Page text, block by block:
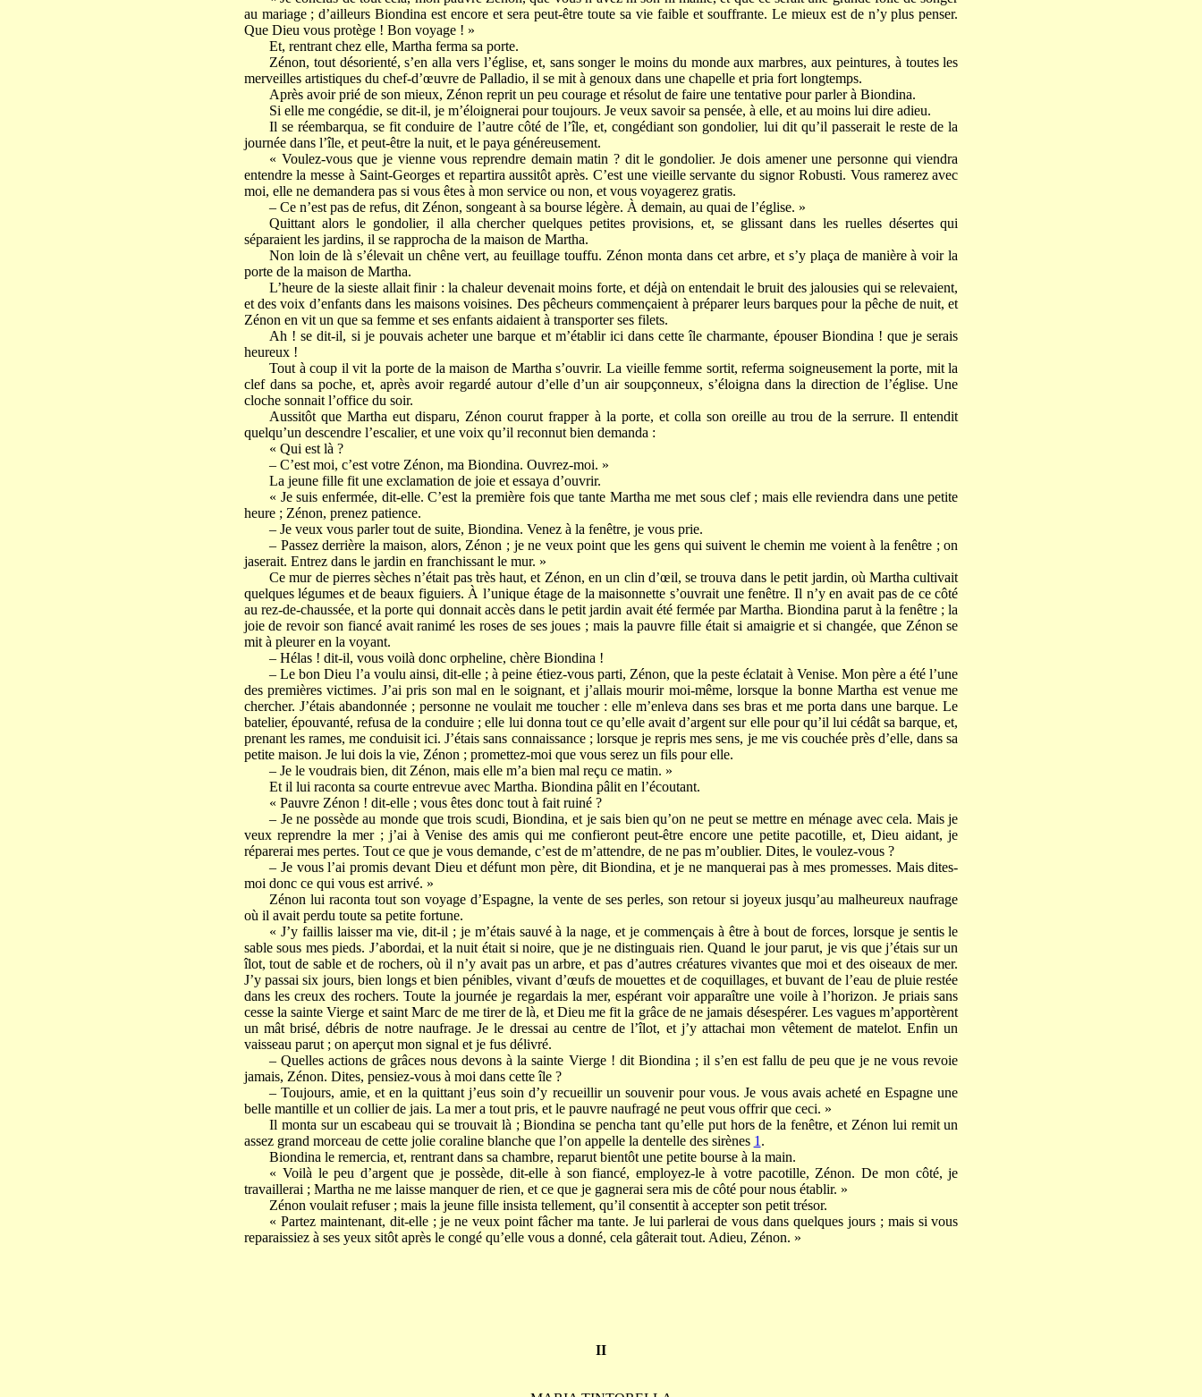
au mariage ; d’ailleurs Biondina est encore et sera peut-être toute sa vie faible et souffrante. Le mieux est de n’y plus penser.
Que Dieu vous protège ! Bon voyage ! »
Et, rentrant chez elle, Martha ferma sa porte.
Zénon, tout désorienté, s’en alla vers l’église, et, sans songer le moins du monde aux marbres, aux peintures, à toutes les
merveilles artistiques du chef-d’œuvre de Palladio, il se mit à genoux dans une chapelle et pria fort longtemps.
Après avoir prié de son mieux, Zénon reprit un peu courage et résolut de faire une tentative pour parler à Biondina.
Si elle me congédie, se dit-il, je m’éloignerai pour toujours. Je veux savoir sa pensée, à elle, et au moins lui dire adieu.
Il se réembarqua, se fit conduire de l’autre côté de l’île, et, congédiant son gondolier, lui dit qu’il passerait le reste de la
journée dans l’île, et peut-être la nuit, et le paya généreusement.
« Voulez-vous que je vienne vous reprendre demain matin ? dit le gondolier. Je dois amener une personne qui viendra
entendre la messe à Saint-Georges et repartira aussitôt après. C’est une vieille servante du signor Robusti. Vous ramerez avec
moi, elle ne demandera pas si vous êtes à mon service ou non, et vous voyagerez gratis.
– Ce n’est pas de refus, dit Zénon, songeant à sa bourse légère. À demain, au quai de l’église. »
Quittant alors le gondolier, il alla chercher quelques petites provisions, et, se glissant dans les ruelles désertes qui
séparaient les jardins, il se rapprocha de la maison de Martha.
Non loin de là s’élevait un chêne vert, au feuillage touffu. Zénon monta dans cet arbre, et s’y plaça de manière à voir la
porte de la maison de Martha.
L’heure de la sieste allait finir : la chaleur devenait moins forte, et déjà on entendait le bruit des jalousies qui se relevaient,
et des voix d’enfants dans les maisons voisines. Des pêcheurs commençaient à préparer leurs barques pour la pêche de nuit, et
Zénon en vit un que sa femme et ses enfants aidaient à transporter ses filets.
Ah ! se dit-il, si je pouvais acheter une barque et m’établir ici dans cette île charmante, épouser Biondina ! que je serais
heureux !
Tout à coup il vit la porte de la maison de Martha s’ouvrir. La vieille femme sortit, referma soigneusement la porte, mit la
clef dans sa poche, et, après avoir regardé autour d’elle d’un air soupçonneux, s’éloigna dans la direction de l’église. Une
cloche sonnait l’office du soir.
Aussitôt que Martha eut disparu, Zénon courut frapper à la porte, et colla son oreille au trou de la serrure. Il entendit
quelqu’un descendre l’escalier, et une voix qu’il reconnut bien demanda :
« Qui est là ?
– C’est moi, c’est votre Zénon, ma Biondina. Ouvrez-moi. »
La jeune fille fit une exclamation de joie et essaya d’ouvrir.
« Je suis enfermée, dit-elle. C’est la première fois que tante Martha me met sous clef ; mais elle reviendra dans une petite
heure ; Zénon, prenez patience.
– Je veux vous parler tout de suite, Biondina. Venez à la fenêtre, je vous prie.
– Passez derrière la maison, alors, Zénon ; je ne veux point que les gens qui suivent le chemin me voient à la fenêtre ; on
jaserait. Entrez dans le jardin en franchissant le mur. »
Ce mur de pierres sèches n’était pas très haut, et Zénon, en un clin d’œil, se trouva dans le petit jardin, où Martha cultivait
quelques légumes et de beaux figuiers. À l’unique étage de la maisonnette s’ouvrait une fenêtre. Il n’y en avait pas de ce côté
au rez-de-chaussée, et la porte qui donnait accès dans le petit jardin avait été fermée par Martha. Biondina parut à la fenêtre ; la
joie de revoir son fiancé avait ranimé les roses de ses joues ; mais la pauvre fille était si amaigrie et si changée, que Zénon se
mit à pleurer en la voyant.
– Hélas ! dit-il, vous voilà donc orpheline, chère Biondina !
– Le bon Dieu l’a voulu ainsi, dit-elle ; à peine étiez-vous parti, Zénon, que la peste éclatait à Venise. Mon père a été l’une
des premières victimes. J’ai pris son mal en le soignant, et j’allais mourir moi-même, lorsque la bonne Martha est venue me
chercher. J’étais abandonnée ; personne ne voulait me toucher : elle m’enleva dans ses bras et me porta dans une barque. Le
batelier, épouvanté, refusa de la conduire ; elle lui donna tout ce qu’elle avait d’argent sur elle pour qu’il lui cédât sa barque, et,
prenant les rames, me conduisit ici. J’étais sans connaissance ; lorsque je repris mes sens, je me vis couchée près d’elle, dans sa
petite maison. Je lui dois la vie, Zénon ; promettez-moi que vous serez un fils pour elle.
– Je le voudrais bien, dit Zénon, mais elle m’a bien mal reçu ce matin. »
Et il lui raconta sa courte entrevue avec Martha. Biondina pâlit en l’écoutant.
« Pauvre Zénon ! dit-elle ; vous êtes donc tout à fait ruiné ?
– Je ne possède au monde que trois scudi, Biondina, et je sais bien qu’on ne peut se mettre en ménage avec cela. Mais je
veux reprendre la mer ; j’ai à Venise des amis qui me confieront peut-être encore une petite pacotille, et, Dieu aidant, je
réparerai mes pertes. Tout ce que je vous demande, c’est de m’attendre, de ne pas m’oublier. Dites, le voulez-vous ?
– Je vous l’ai promis devant Dieu et défunt mon père, dit Biondina, et je ne manquerai pas à mes promesses. Mais dites-
moi donc ce qui vous est arrivé. »
Zénon lui raconta tout son voyage d’Espagne, la vente de ses perles, son retour si joyeux jusqu’au malheureux naufrage
où il avait perdu toute sa petite fortune.
« J’y faillis laisser ma vie, dit-il ; je m’étais sauvé à la nage, et je commençais à être à bout de forces, lorsque je sentis le
sable sous mes pieds. J’abordai, et la nuit était si noire, que je ne distinguais rien. Quand le jour parut, je vis que j’étais sur un
îlot, tout de sable et de rochers, où il n’y avait pas un arbre, et pas d’autres créatures vivantes que moi et des oiseaux de mer.
J’y passai six jours, bien longs et bien pénibles, vivant d’œufs de mouettes et de coquillages, et buvant de l’eau de pluie restée
dans les creux des rochers. Toute la journée je regardais la mer, espérant voir apparaître une voile à l’horizon. Je priais sans
cesse la sainte Vierge et saint Marc de me tirer de là, et Dieu me fit la grâce de ne jamais désespérer. Les vagues m’apportèrent
un mât brisé, débris de notre naufrage. Je le dressai au centre de l’îlot, et j’y attachai mon vêtement de matelot. Enfin un
vaisseau parut ; on aperçut mon signal et je fus délivré.
– Quelles actions de grâces nous devons à la sainte Vierge ! dit Biondina ; il s’en est fallu de peu que je ne vous revoie
jamais, Zénon. Dites, pensiez-vous à moi dans cette île ?
– Toujours, amie, et en la quittant j’eus soin d’y recueillir un souvenir pour vous. Je vous avais acheté en Espagne une
belle mantille et un collier de jais. La mer a tout pris, et le pauvre naufragé ne peut vous offrir que ceci. »
Il monta sur un escabeau qui se trouvait là ; Biondina se pencha tant qu’elle put hors de la fenêtre, et Zénon lui remit un
assez grand morceau de cette jolie coraline blanche que l’on appelle la dentelle des sirènes 1 .
Biondina le remercia, et, rentrant dans sa chambre, reparut bientôt une petite bourse à la main.
« Voilà le peu d’argent que je possède, dit-elle à son fiancé, employez-le à votre pacotille, Zénon. De mon côté, je
travaillerai ; Martha ne me laisse manquer de rien, et ce que je gagnerai sera mis de côté pour nous établir. »
Zénon voulait refuser ; mais la jeune fille insista tellement, qu’il consentit à accepter son petit trésor.
« Partez maintenant, dit-elle ; je ne veux point fâcher ma tante. Je lui parlerai de vous dans quelques jours ; mais si vous
reparaissiez à ses yeux sitôt après le congé qu’elle vous a donné, cela gâterait tout. Adieu, Zénon. »
II